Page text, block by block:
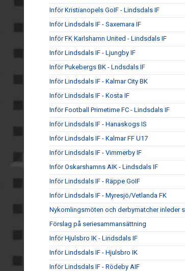
Inför Kristianopels GoIF - Lindsdals IF
Inför Lindsdals IF - Saxemara IF
Inför FK Karlshamn United - Lindsdals IF
Inför Lindsdals IF - Ljungby IF
Inför Pukebergs BK - Lndsdals IF
Inför Lindsdals IF - Kalmar City BK
Inför Lindsdals IF - Kosta IF
Inför Football Primetime FC - Lindsdals IF
Inför Lindsdals IF - Hanaskogs IS
Inför Lindsdals IF - Kalmar FF U17
Inför Lindsdals IF - Vimmerby IF
Inför Oskarshamns AIK - Lindsdals IF
Inför Lindsdals IF - Räppe GoIF
Inför Lindsdals IF - Myresjö/Vetlanda FK
Nykomlingsmöten och derbymatcher inleder
Förslag på seriesammansättning
Inför Hjulsbro IK - Lindsdals IF
Inför Lindsdals IF - Hjulsbro IK
Inför Lindsdals IF - Rödeby AIF